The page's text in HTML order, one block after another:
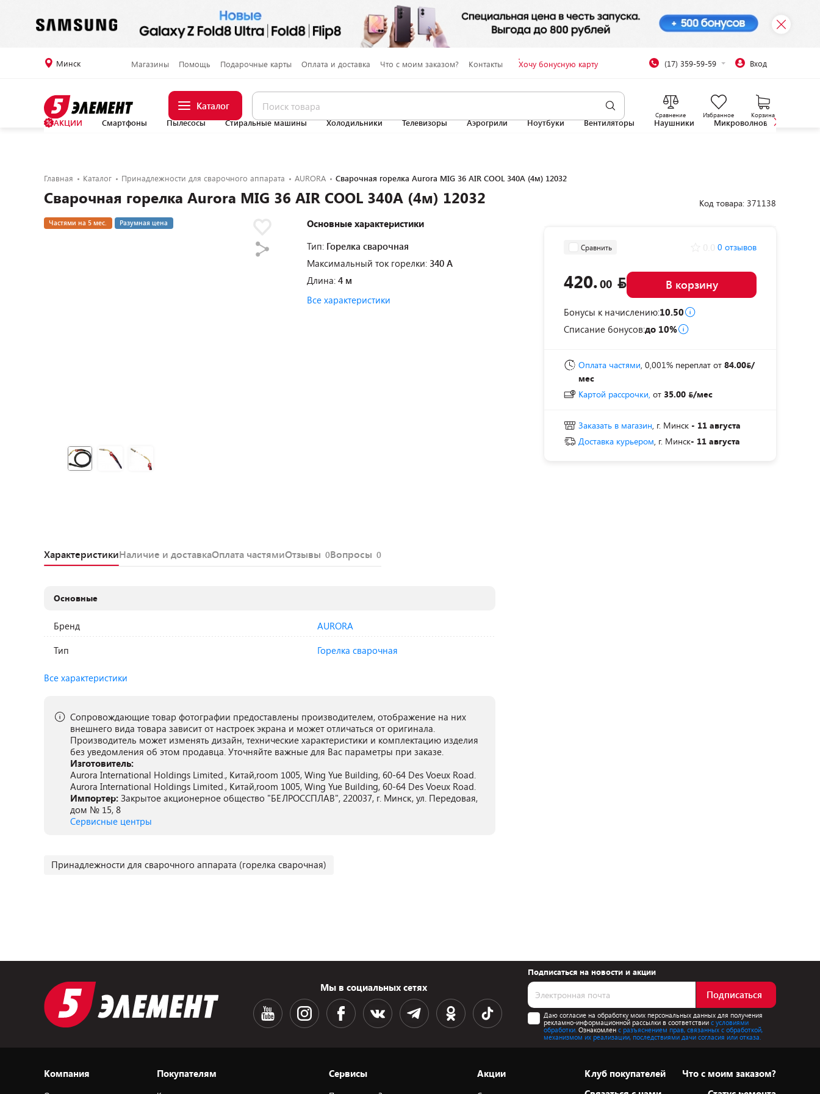
Минск Магазины Помощь Подарочные карты Оплата и доставка Что с моим заказом? Контакты Хочу бонусную карту (17) 359-59-59 Вход
Каталог
Сравнение Избранное Корзина
АКЦИИ Смартфоны Пылесосы Стиральные машины Холодильники Телевизоры Аэрогрили Ноутбуки Вентиляторы Наушники Микроволновые печи
Главная Каталог Принадлежности для сварочного аппарата AURORA Сварочная горелка Aurora MIG 36 AIR COOL 340A (4м) 12032
Сварочная горелка Aurora MIG 36 AIR COOL 340A (4м) 12032
Частями на 5 мес. Разумная цена
Основные характеристики
Тип: Горелка сварочная
Максимальный ток горелки: 340 А
Длина: 4 м
Все характеристики
Код товара: 371138
Сравнить 0 отзывов
420.00 В корзину
Бонусы к начислению:10.50
Списание бонусов:до 10%
Оплата частями, 0,001% переплат от 84.00 /
мес
Картой рассрочки, от 35.00 /мес
Заказать в магазин, г. Минск - 11 августа
Доставка курьером, г. Минск- 11 августа
ХарактеристикиНаличие и доставкаОплата частямиОтзывы 0Вопросы 0
Основные
Бренд
AURORA
Тип
Горелка сварочная
Все характеристики
Сопровождающие товар фотографии предоставлены производителем, отображение на них
внешнего вида товара зависит от настроек экрана и может отличаться от оригинала.
Производитель может изменять дизайн, технические характеристики и комплектацию изделия
без уведомления об этом продавца. Уточняйте важные для Вас параметры при заказе.
Изготовитель:
Aurora International Holdings Limited., Китай,room 1005, Wing Yue Building, 60-64 Des Voeux Road.
Aurora International Holdings Limited., Китай,room 1005, Wing Yue Building, 60-64 Des Voeux Road.
Импортер: Закрытое акционерное общество "БЕЛРОССПЛАВ", 220037, г. Минск, ул. Передовая,
дом № 15, 8
Сервисные центры
Принадлежности для сварочного аппарата (горелка сварочная)
Мы в социальных сетях
Подписаться на новости и акции
Подписаться
Даю согласие на обработку моих персональных данных для получения
рекламно-информационной рассылки в соответствиис условиями
обработки. Ознакомлен с разъяснением прав, связанных с обработкой,
механизмом их реализации, последствиями дачи согласия или отказа.
Компания Покупателям Сервисы Акции
Клуб покупателей
Что с моим заказом?